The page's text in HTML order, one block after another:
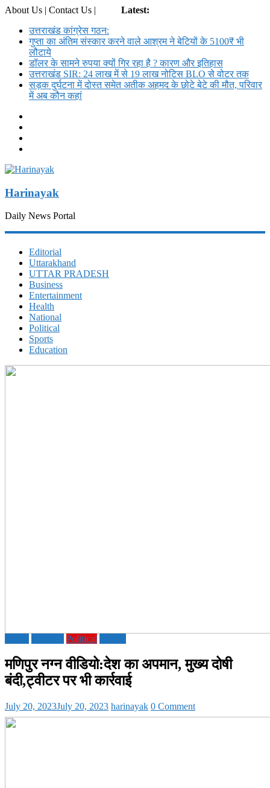
About Us | Contact Us |
Latest:
उत्तराखंड कांग्रेस गठन:
गुप्ता का अंतिम संस्कार करने वाले आश्रम ने बेटियों के 5100₹ भी
लौटाये
डॉलर के सामने रुपया क्यों गिर रहा है ? कारण और इतिहास
उत्तराखंड SIR: 24 लाख में से 19 लाख नोटिस BLO से वोटर तक
सड़क दुर्घटना में दोस्त समेत अतीक अहमद के छोटे बेटे की मौत, परिवार
में अब कौन कहां
Harinayak
Daily News Portal
Editorial
Uttarakhand
UTTAR PRADESH
Business
Entertainment
Health
National
Political
Sports
Education
Political
मणिपुर नग्न वीडियो:देश का अपमान, मुख्य दोषी
बंदी,ट्वीटर पर भी कार्रवाई
July 20, 2023July 20, 2023 harinayak 0 Comment